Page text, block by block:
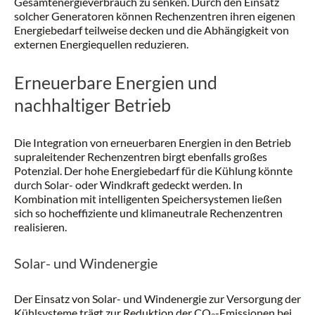
solcher Generatoren können Rechenzentren ihren eigenen
Energiebedarf teilweise decken und die Abhängigkeit von
externen Energiequellen reduzieren.
Erneuerbare Energien und
nachhaltiger Betrieb
Die Integration von erneuerbaren Energien in den Betrieb
supraleitender Rechenzentren birgt ebenfalls großes
Potenzial. Der hohe Energiebedarf für die Kühlung könnte
durch Solar- oder Windkraft gedeckt werden. In
Kombination mit intelligenten Speichersystemen ließen
sich so hocheffiziente und klimaneutrale Rechenzentren
realisieren.
Solar- und Windenergie
Der Einsatz von Solar- und Windenergie zur Versorgung der